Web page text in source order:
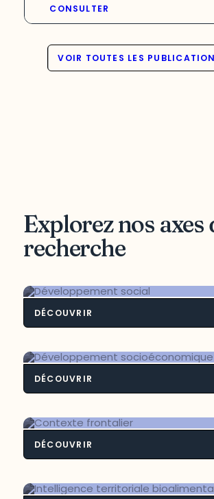
CONSULTER
VOIR TOUTES LES
Explorez nos axes
recherche
DÉCOUVRIR
DÉCOUVRIR
DÉCOUVRIR